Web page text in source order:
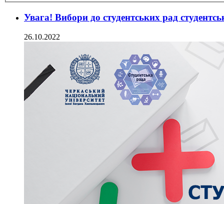
Увага! Вибори до студентських рад
26.10.2022